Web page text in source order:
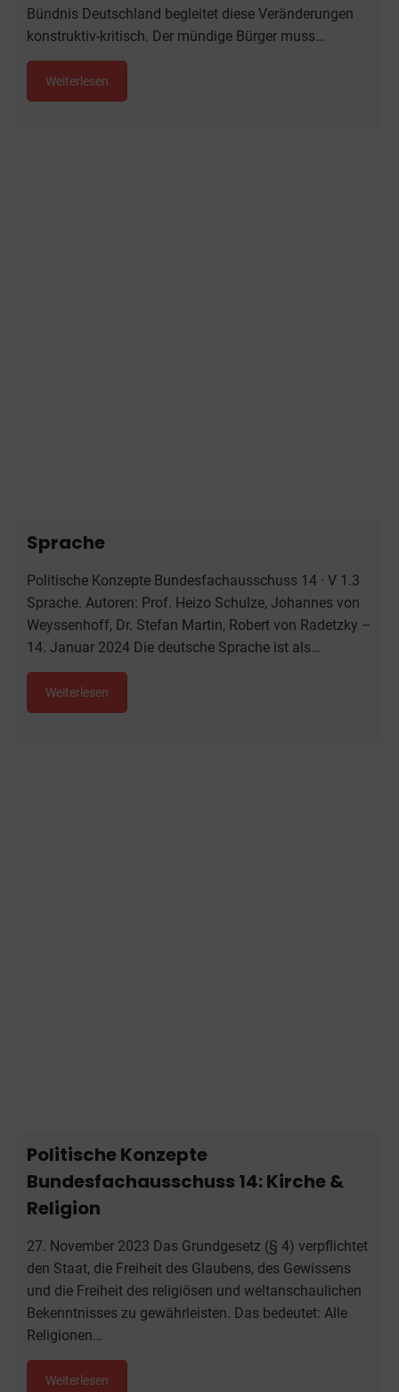
Bündnis Deutschland begleitet diese Veränderungen
konstruktiv-kritisch. Der mündige Bürger muss…
Weiterlesen
Sprache
Politische Konzepte Bundesfachausschuss 14 · V 1.3
Sprache. Autoren: Prof. Heizo Schulze, Johannes von
Weyssenhoff, Dr. Stefan Martin, Robert von Radetzky –
14. Januar 2024 Die deutsche Sprache ist als…
Weiterlesen
Politische Konzepte
Bundesfachausschuss 14: Kirche &
Religion
27. November 2023 Das Grundgesetz (§ 4) verpflichtet
den Staat, die Freiheit des Glaubens, des Gewissens
und die Freiheit des religiösen und weltanschaulichen
Bekenntnisses zu gewährleisten. Das bedeutet: Alle
Religionen…
Weiterlesen